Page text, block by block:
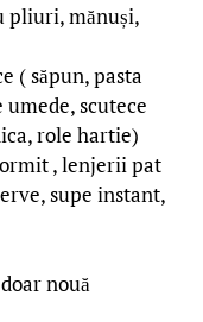
pliuri, mănuși,
( săpun, pasta
scutece
role hartie)
, lenjerii pat
supe instant,
nouă